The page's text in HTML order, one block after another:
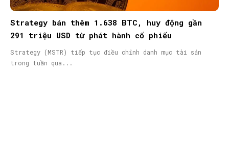
Strategy bán thêm 1.638 BTC, huy động gần
291 triệu USD từ phát hành cổ phiếu
Strategy (MSTR) tiếp tục điều chỉnh danh mục tài sản
trong tuần qua...